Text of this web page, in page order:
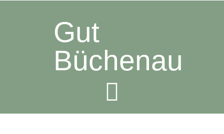
Gut
Büchenau